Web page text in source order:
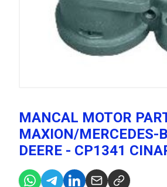
MANCAL MOTOR
MAXION/MERCEDES-
DEERE - CP1341